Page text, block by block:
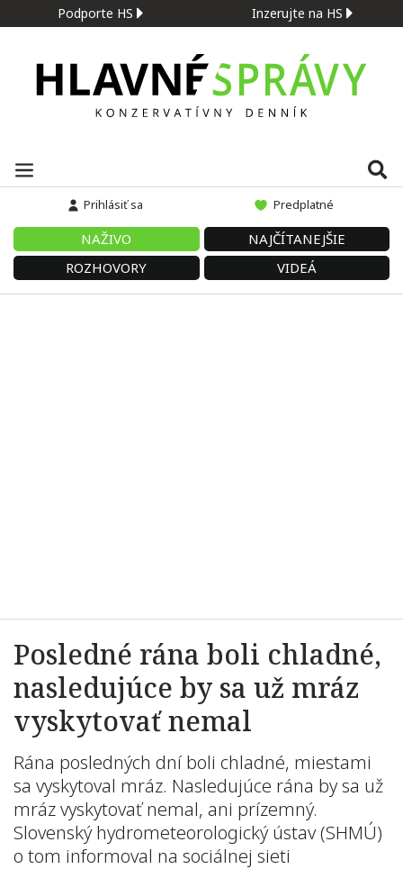
Podporte HS Inzerujte na HS
Prihlásiť sa Predplatné
NAŽIVO
NAJČÍTANEJŠIE
ROZHOVORY
VIDEÁ
Posledné rána boli chladné,
nasledujúce by sa už mráz
vyskytovať nemal
Rána posledných dní boli chladné, miestami
sa vyskytoval mráz. Nasledujúce rána by sa už
mráz vyskytovať nemal, ani prízemný.
Slovenský hydrometeorologický ústav (SHMÚ)
o tom informoval na sociálnej sieti